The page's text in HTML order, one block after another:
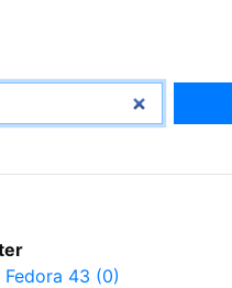
Fedora 43 (0)